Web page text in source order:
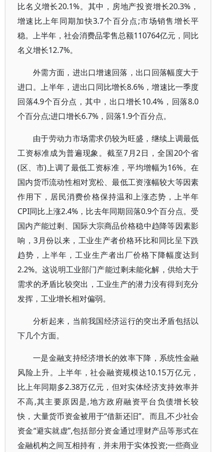
比名义增长20.1%。其中，房地产投资增长20.3%，
增速比上年同期加快3.7个百分点;市场销售增长平
稳。上半年，社会消费品零售总额110764亿元，同比
名义增长12.7%。
外需方面，进出口增速回落，出口回落幅度大于
进口。上半年，进出口同比增长8.6%，增速比一季度
回落4.9个百分点，其中，出口增长10.4%，回落8.0
个百分点;进口增长6.7%，回落1.9个百分点。
由于劳动力市场需求仍较为旺盛，继续上调最低
工资标准成为普遍现象。截至7月2日，全国20个省
(区、市)上调了最低工资标准，平均增幅为16%。在
国内货币流动性相对宽松、最低工资涨幅较大等因素
作用下，居民消费价格保持温和上涨态势，上半年
CPI同比上涨2.4%，比去年同期回落0.9个百分点。受
国内产能过剩、国际大宗商品价格稳中趋降等因素影
响，3月份以来，工业生产者价格环比和同比呈下跌
趋势，上半年，工业生产者出厂价格下降幅度达到
2.2%。这说明工业部门产能过剩未能化解，供给大于
需求的矛盾比较突出，工业生产的潜力没有得到充分
发挥，工业增长相对偏弱。
分析起来，当前我国经济运行的突出矛盾包括以
下几个方面。
一是金融支持经济增长的效率下降，系统性金融
风险上升。上半年，社会融资规模达10.15万亿元，
比上年同期多2.38万亿元，但对实体经济支持效率并
不高,其主要原因是,地方政府融资平台负债增长较
快，大量货币资金被用于“借新还旧”。而且,不少社会
资金“避实就虚”,包括部分资金通过理财产品等形式在
金融机构之间互相持有，并未用于实体投资;一些商业